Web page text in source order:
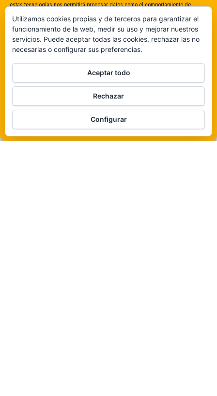
estas tecnologías nos permitirá procesar datos como el comportamiento de
consentimiento puede afectar negativamente a determinadas características y
funciones.
De ninguna manera
Veámos que hay aquí
Política de cookies
WordPress |Tema:
Utilizamos cookies propias y de terceros para garantizar el
funcionamiento de la web, medir su uso y mejorar nuestros
servicios. Puede aceptar todas las cookies, rechazar las no
necesarias o configurar sus preferencias.
Aceptar todo
Rechazar
Configurar